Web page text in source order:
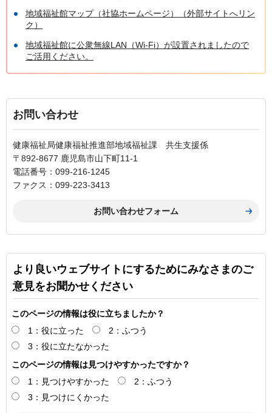
地域福祉館マップ（社協ホームページ）（外部サイトへリン
ク）
地域福祉館に公衆無線LAN（Wi-Fi）が設置されましたので
ご活用ください。
お問い合わせ
健康福祉局健康福祉推進部地域福祉課 共生支援係
〒892-8677 鹿児島市山下町11-1
電話番号：099-216-1245
ファクス：099-223-3413
より良いウェブサイトにするためにみなさまのご
意見をお聞かせください
このページの情報は役に立ちましたか？
1：役に立った
2：ふつう
3：役に立たなかった
このページの情報は見つけやすかったですか？
1：見つけやすかった
2：ふつう
3：見つけにくかった